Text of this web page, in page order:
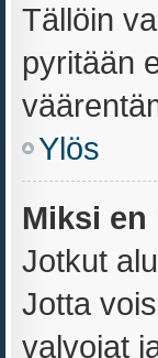
Tällöin
pyritään
Ylös
Miksi
Jotkut
Jotta
valvojat